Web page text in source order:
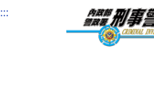
進入內容區塊
:::